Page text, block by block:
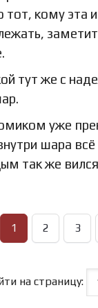
кому эта
тут же с
уже
шара всё
так же вился
1 2 3
на страницу: